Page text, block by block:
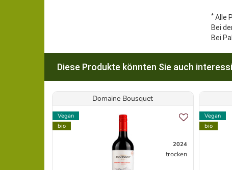
* Alle
Bei
Bei
Diese Produkte könnten Sie auch
Domaine Bousquet
Vegan
bio
2024
trocken
Vegan
bio